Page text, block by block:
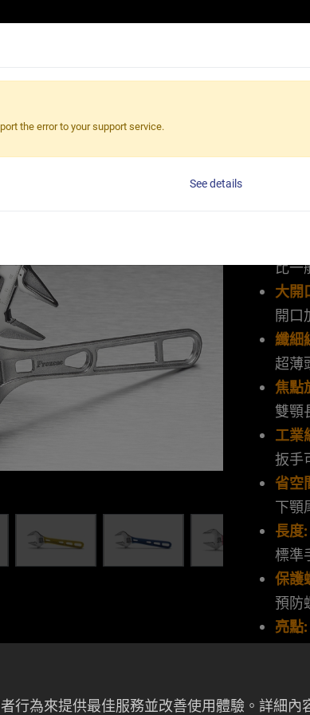
Wrench - LA Series
比一
大開
開口
纖細
超薄
焦點
雙顎
工業
扳手
省空
下顎
長度:
標準
保護
預防
亮點:
行為來提供最佳服務並改善使用體驗。詳細
the error to your support service.
See details